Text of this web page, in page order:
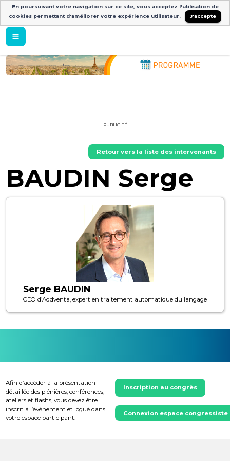
PUBLICITÉ
Retour vers la liste des intervenants
BAUDIN Serge
Serge BAUDIN
CEO d’Addventa, expert en traitement automatique du langage
Afin d’accéder à la présentation
détaillée des plénières, conférences,
ateliers et flashs, vous devez être
inscrit à l’événement et logué dans
votre espace participant.
Inscription au congrès
Connexion espace congressiste
En poursuivant votre navigation sur ce site, vous acceptez l'utilisation de
cookies permettant d'améliorer votre expérience utilisateur.
J'accepte